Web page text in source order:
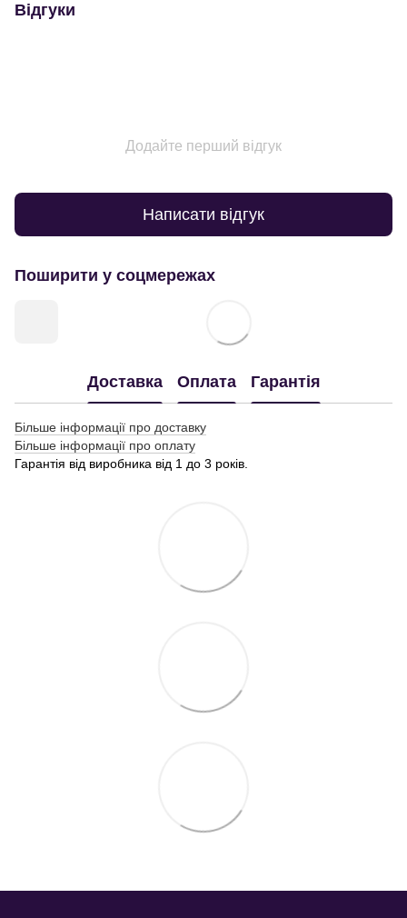
Відгуки
Додайте перший відгук
Написати відгук
Поширити у соцмережах
Доставка Оплата Гарантія
Більше інформації про доставку
Більше інформації про оплату
Гарантія від виробника від 1 до 3 років.